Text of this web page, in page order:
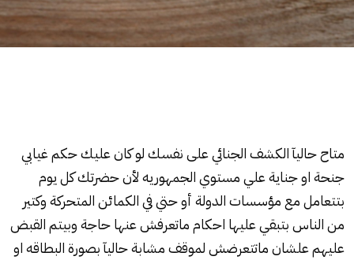
متاح حاليآالكشف الجنائيعلى نفسك لو كان عليك حكمغيابي
جنحة او جناية علي مستوي الجمهوريه لأن حضرتك كل يوم
بتتعامل مع مؤسسات الدولة أو حتي في الكمائن المتحركة وكتير
من الناس بتبقي عليها احكام ماتعرفش عنها حاجة وبيتم القبض
عليهم علشان ماتتعرضش لموقف مشابة حاليآ بصورة البطاقه او